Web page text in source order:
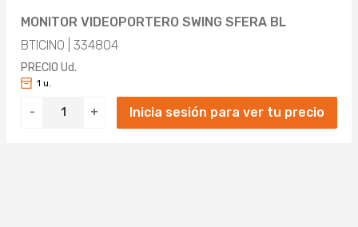
MONITOR VIDEOPORTERO SWING SFERA BL
BTICINO | 334804
PRECIO Ud.
- +
1 u.
Inicia sesión para ver tu precio